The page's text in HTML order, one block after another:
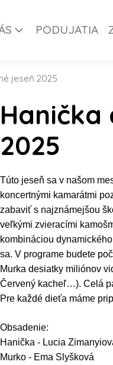
PODUJATIA
jeseň 2025
Hanička
2025
Túto jeseň sa v našom
koncertnými kamarátmi
zabaviť s najznámejšou
veľkými zvieracími
kombináciou
sa. V programe budete
Murka desiatky miliónov
Červený kacheľ…). Celá
Pre každé dieťa máme
Obsadenie:
Hanička - Lucia
Murko - Ema Slyšková